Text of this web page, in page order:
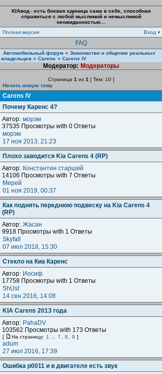
KIAвод - есть боевая единица сама в себе, способная
справиться с любой мыслимой и немыслимой
неожиданностью...
Полная версия
Вход •
FAQ
Автомобильный форум » Знакомство и общение реальных
владельцев » Carens » Carens IV
Модератор: Модераторы
Страница 1 из 1 [ Тем: 10 ]
Начать новую тему
Carens IV
Почему Каренс 4?
Автор: морэм
37535 Просмотры with 0 Ответы
морэм
17 ноя 2013, 21:23
Плохо заводится Kia Carens 4 (RP)
Автор: Константин старший
14106 Просмотры with 7 Ответы
Мерей
01 ноя 2019, 00:37
Как поднять переднюю подвеску на Kia Carens 4
(RP)
Автор: Жасан
9918 Просмотры with 1 Ответы
Skyfall
07 июл 2018, 15:30
Стекло на Киа Каренс
Автор: Иосиф
17758 Просмотры with 1 Ответы
ShUst
14 сен 2016, 14:08
KIA Carens 2013 года
Автор: PahaDV
103562 Просмотры with 173 Ответы
[ На страницу: 1 7 8 9 ]
adum
27 июл 2016, 17:39
Ошибка р0011 и в двигателе есть звук